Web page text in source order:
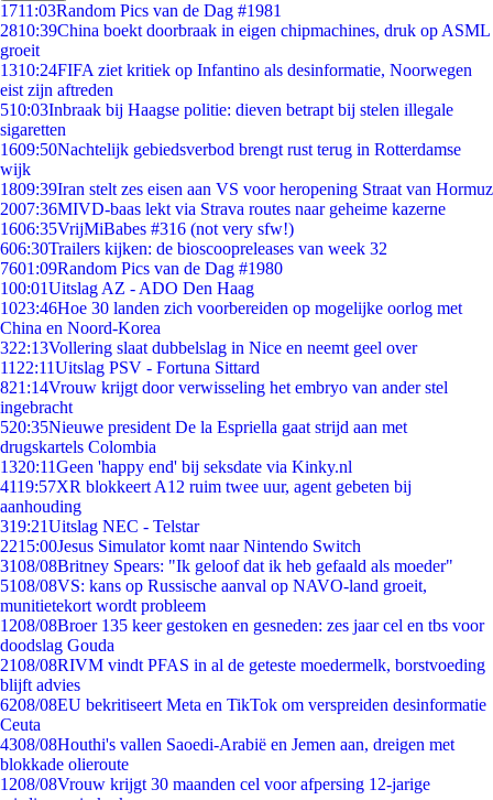
1711:03Random Pics van de Dag #1981
2810:39China boekt doorbraak in eigen chipmachines, druk op ASML
groeit
1310:24FIFA ziet kritiek op Infantino als desinformatie, Noorwegen
eist zijn aftreden
510:03Inbraak bij Haagse politie: dieven betrapt bij stelen illegale
sigaretten
1609:50Nachtelijk gebiedsverbod brengt rust terug in Rotterdamse
wijk
1809:39Iran stelt zes eisen aan VS voor heropening Straat van Hormuz
2007:36MIVD-baas lekt via Strava routes naar geheime kazerne
1606:35VrijMiBabes #316 (not very sfw!)
606:30Trailers kijken: de bioscoopreleases van week 32
7601:09Random Pics van de Dag #1980
100:01Uitslag AZ - ADO Den Haag
1023:46Hoe 30 landen zich voorbereiden op mogelijke oorlog met
China en Noord-Korea
322:13Vollering slaat dubbelslag in Nice en neemt geel over
11 22:11Uitslag PSV - Fortuna Sittard
821:14Vrouw krijgt door verwisseling het embryo van ander stel
ingebracht
520:35Nieuwe president De la Espriella gaat strijd aan met
drugskartels Colombia
1320:11Geen 'happy end' bij seksdate via Kinky.nl
4119:57XR blokkeert A12 ruim twee uur, agent gebeten bij
aanhouding
319:21Uitslag NEC - Telstar
2215:00Jesus Simulator komt naar Nintendo Switch
3108/08Britney Spears: "Ik geloof dat ik heb gefaald als moeder"
5108/08VS: kans op Russische aanval op NAVO-land groeit,
munitietekort wordt probleem
1208/08Broer 135 keer gestoken en gesneden: zes jaar cel en tbs voor
doodslag Gouda
2108/08RIVM vindt PFAS in al de geteste moedermelk, borstvoeding
blijft advies
6208/08EU bekritiseert Meta en TikTok om verspreiden desinformatie
Ceuta
4308/08Houthi's vallen Saoedi-Arabië en Jemen aan, dreigen met
blokkade olieroute
1208/08Vrouw krijgt 30 maanden cel voor afpersing 12-jarige